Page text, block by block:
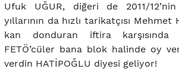
Ufuk UĞUR, diğeri de 2011/12’nin
yıllarının da hızlı tarikatçısı Mehmet
kan donduran iftira karşısında
FETÖ’cüler bana blok halinde oy
verdin HATİPOĞLU diyesi geliyor!